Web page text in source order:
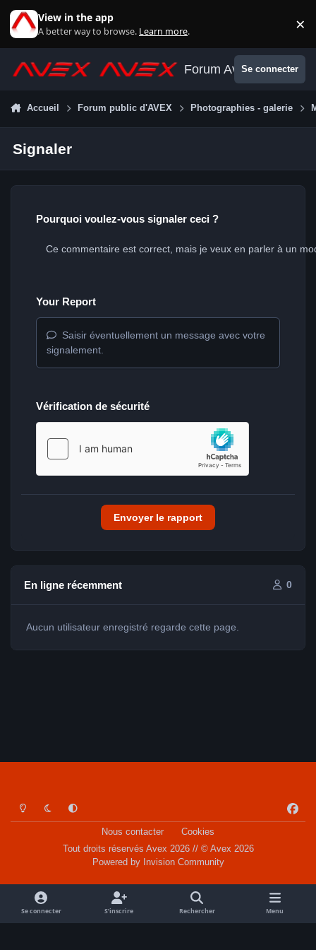
View in the app
A better way to browse. Learn more. ×
Forum AvexSe connecter
Accueil Forum public d'AVEX Photographies - galerie
Signaler
Pourquoi voulez-vous signaler ceci ?
Your Report
Saisir éventuellement un message avec votre
signalement.
Vérification de sécurité
Envoyer le rapport
En ligne récemment 0
Aucun utilisateur enregistré regarde cette page.
Light ModeDark ModeSystem Preference
a
o
k
Nous contacter
Cookies
Tout droits réservés Avex 2026 // © Avex 2026
Powered by Invision Community
Se connecter S’inscrire Rechercher Menu